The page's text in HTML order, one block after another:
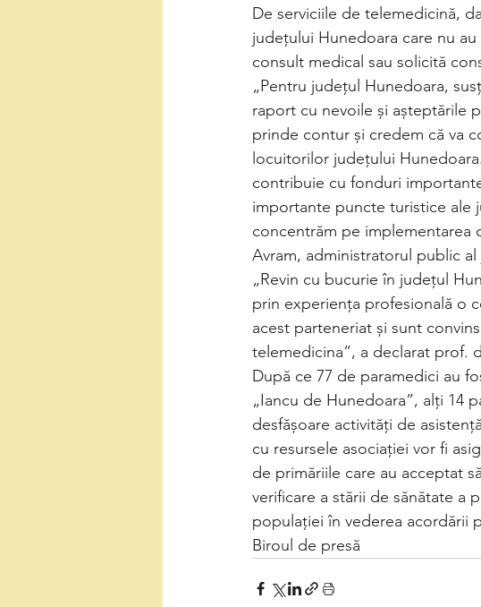
De serviciile de telemedicină,
județului Hunedoara care nu
consult medical sau solicită
„Pentru județul Hunedoara,
raport cu nevoile și așteptările
prinde contur și credem că va
locuitorilor județului
contribuie cu fonduri
importante puncte turistice ale
concentrăm pe implementarea
Avram, administratorul public
„Revin cu bucurie în județul
prin experiența profesională o
acest parteneriat și sunt
telemedicina”, a declarat prof.
După ce 77 de paramedici au
„Iancu de Hunedoara”, alți 14
desfășoare activități de
cu resursele asociației vor fi
de primăriile care au acceptat
verificare a stării de sănătate a
populației în vederea acordării
Biroul de presă